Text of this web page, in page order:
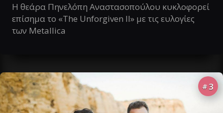
Η θεάρα Πηνελόπη Αναστασοπούλου κυκλοφορεί
επίσημα το «The Unforgiven II» με τις ευλογίες
των Metallica
# 3